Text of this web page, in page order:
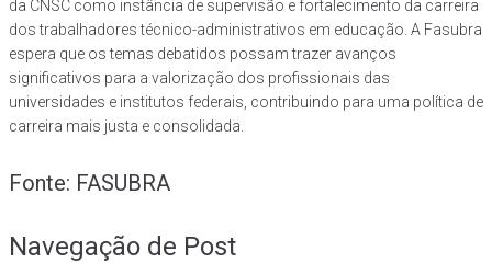
da CNSC como instância de supervisão e fortalecimento da carreira
dos trabalhadores técnico-administrativos em educação. A Fasubra
espera que os temas debatidos possam trazer avanços
significativos para a valorização dos profissionais das
universidades e institutos federais, contribuindo para uma política de
carreira mais justa e consolidada.
Fonte: FASUBRA
Navegação de Post